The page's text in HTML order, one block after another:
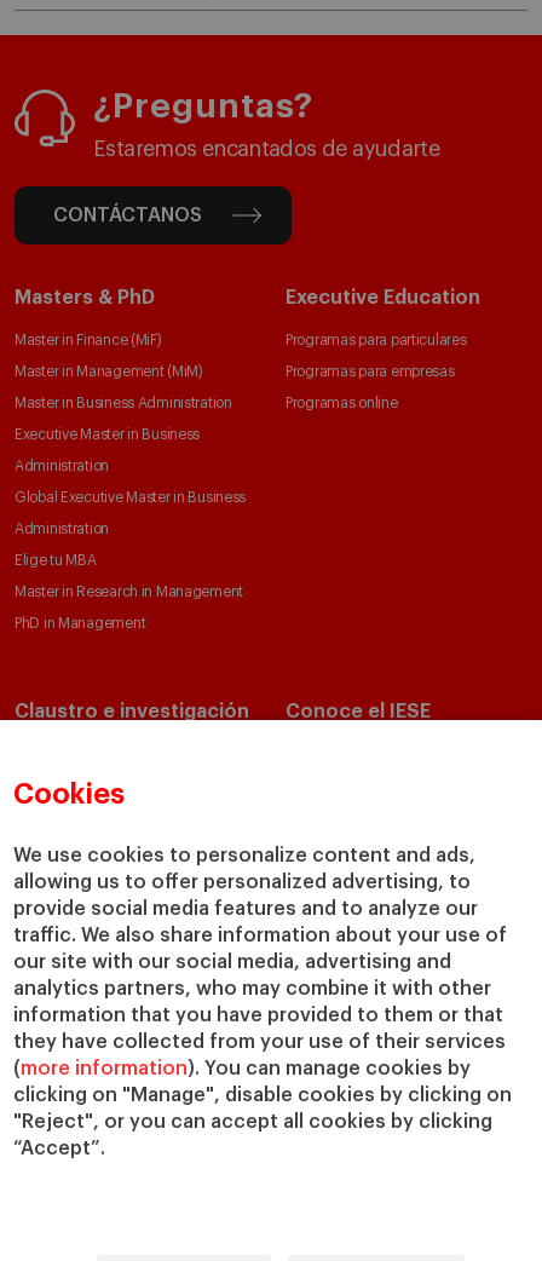
Cookies
We use cookies to personalize content and ads,
allowing us to offer personalized advertising, to
provide social media features and to analyze our
traffic. We also share information about your use of
our site with our social media, advertising and
analytics partners, who may combine it with other
information that you have provided to them or that
they have collected from your use of their services
(more information). You can manage cookies by
clicking on "Manage", disable cookies by clicking on
"Reject", or you can accept all cookies by clicking
“Accept”.
¿Preguntas?
Estaremos encantados de ayudarte
CONTÁCTANOS
Masters & PhD
Master in Finance (MiF)
Master in Management (MiM)
Master in Business Administration
Executive Master in Business
Administration
Global Executive Master in Business
Administration
Elige tu MBA
Master in Research in Management
PhD in Management
Executive Education
Programas para particulares
Programas para empresas
Programas online
Claustro e investigación
Departamentos académicos
Cátedras
IESE Insight
IESE Publishing
Conoce el IESE
Nuestro impacto
Colabora con el IESE
Servicios
Biblioteca
Canal de Compliance
Capellanía
IESE Shop
Jobs @IESE
Préstamos y becas